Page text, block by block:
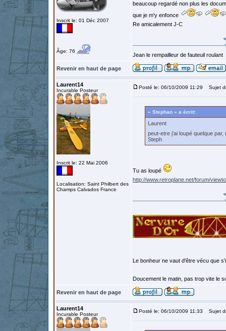
Inscrit le: 01 Déc 2007
Âge: 76
beaucoup regardé non plus les
que je m'y enfonce
Re amicalement J-C
Jean le rempailleur de fauteuil roulant
Revenir en haut de page
Laurent14
Incurable Posteur
Inscrit le: 22 Mai 2006
Localisation: Saint Philbert des
Champs Calvados France
Posté le: 06/10/2009 11:29 Sujet
« Stephan » a écrit:
Laurent
peut-etre j'ai loupé quelque
Steph
Tu as loupé
http://www.retroplane.net/forum/
Le bonheur ne vaut d'être vécu que
Doucement le matin, pas trop vite le
Revenir en haut de page
Laurent14
Incurable Posteur
Posté le: 06/10/2009 11:33 Sujet